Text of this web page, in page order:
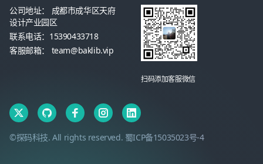
公司地址： 成都市成华区天府
设计产业园区
联系电话：15390433718
客服邮箱： team@baklib.vip
扫码添加客服微信
©探码科技. All rights reserved. 蜀ICP备15035023号-4